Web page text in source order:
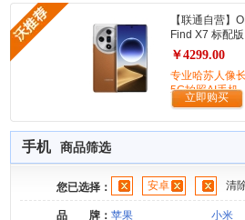
【联通自营】
Find X7 标配版
￥4299.00
专业哈苏人像
5G拍照AI手机
立即购买
手机 商品筛选
您已选择： 安卓 清
品 牌： 苹果 小米